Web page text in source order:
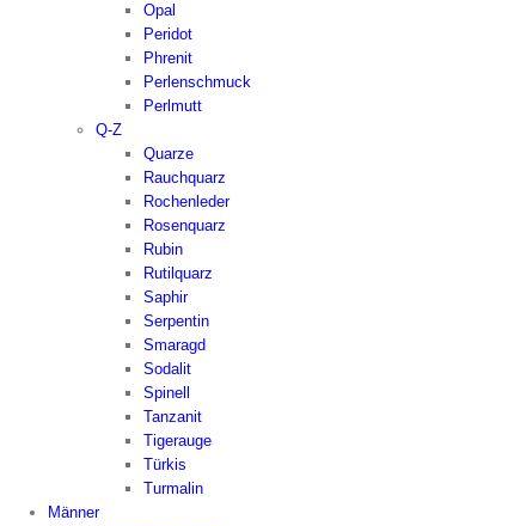
Opal
Peridot
Phrenit
Perlenschmuck
Perlmutt
Q-Z
Quarze
Rauchquarz
Rochenleder
Rosenquarz
Rubin
Rutilquarz
Saphir
Serpentin
Smaragd
Sodalit
Spinell
Tanzanit
Tigerauge
Türkis
Turmalin
Männer